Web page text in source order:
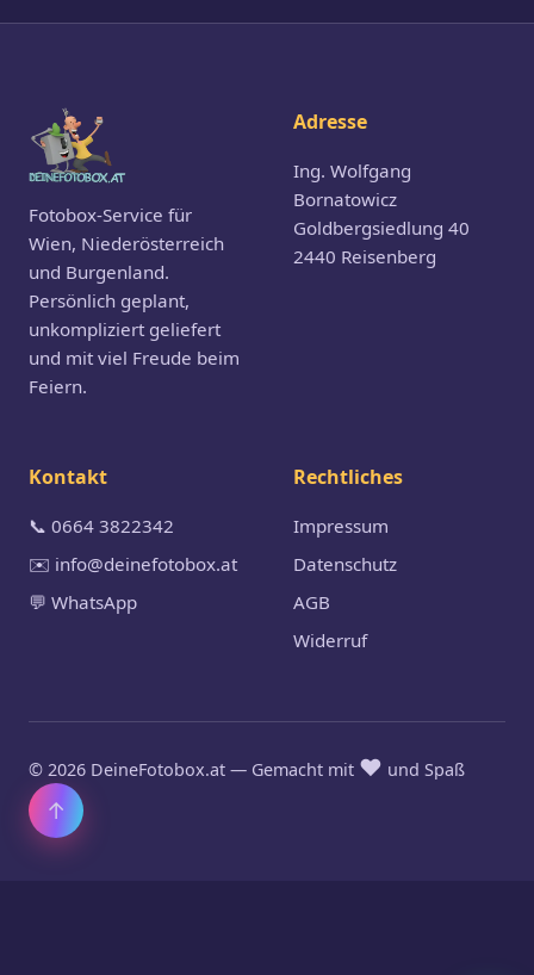
Fotobox-Service für
Wien, Niederösterreich
und Burgenland.
Persönlich geplant,
unkompliziert geliefert
und mit viel Freude beim
Feiern.
Adresse
Ing. Wolfgang
Bornatowicz
Goldbergsiedlung 40
2440 Reisenberg
Kontakt
📞 0664 3822342
✉️ info@deinefotobox.at
💬 WhatsApp
Rechtliches
Impressum
Datenschutz
AGB
Widerruf
© 2026 DeineFotobox.at — Gemacht mit ❤️ und Spaß
↑